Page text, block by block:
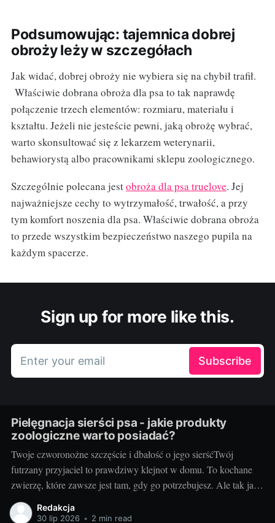
Podsumowując: tajemnica dobrej
obroży leży w szczegółach
Jak widać, dobrej obroży nie wybiera się na chybił trafił.
Właściwie dobrana obroża dla psa to tak naprawdę
połączenie trzech elementów: rozmiaru, materiału i
kształtu. Jeżeli nie jesteście pewni, jaką obrożę wybrać,
warto skonsultować się z lekarzem weterynarii,
behawiorystą albo pracownikami sklepu zoologicznego.
Szczególnie polecana jestobroża dla psa truelove. Jej
najważniejsze cechy to wytrzymałość, trwałość, a przy
tym komfort noszenia dla psa. Właściwie dobrana obroża
to przede wszystkim bezpieczeństwo naszego pupila na
każdym spacerze.
Sign up for more like this.
Enter your email Subscribe
Pielęgnacja sierści psa - jakie produkty
zoologiczne warto posiadać?
Twoje czworonożne szczęście i dbałość o jego sierśćTwój
futrzany przyjaciel to prawdziwy klejnot w domu. To kochane
zwierzę, które zawsze jest tam, gdy go potrzebujesz. Ale tak jak
Ty dbasz o swój wygląd, tak samo powinieneś dobrze zadbać o
sierść swojego pupila. Dbałość o sierść psa jest kluczowa dla
Redakcja
30 lip 2026 • 2 min read